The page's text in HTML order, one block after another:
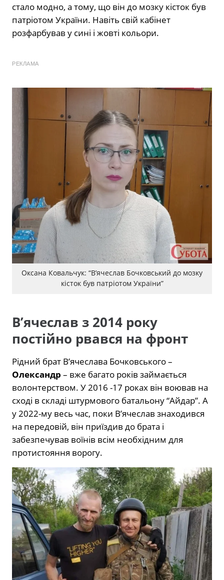
стало модно, а тому, що він до мозку кісток був
патріотом України. Навіть свій кабінет
розфарбував у сині і жовті кольори.
РЕКЛАМА
Оксана Ковальчук: “В’ячеслав Бочковський до мозку
кісток був патріотом України”
В’ячеслав з 2014 року
постійно рвався на фронт
Рідний брат В’ячеслава Бочковського –
Олександр – вже багато років займається
волонтерством. У 2016 -17 роках він воював на
сході в складі штурмового батальону “Айдар”. А
у 2022-му весь час, поки В’ячеслав знаходився
на передовій, він приїздив до брата і
забезпечував воїнів всім необхідним для
протистояння ворогу.